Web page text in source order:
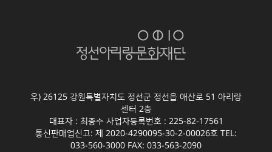
우) 26125 강원특별자치도 정선군 정선읍 애산로 51 아리랑
센터 2층
대표자 : 최종수 사업자등록번호 : 225-82-17561
통신판매업신고: 제 2020-4290095-30-2-00026호 TEL:
033-560-3000 FAX: 033-563-2090